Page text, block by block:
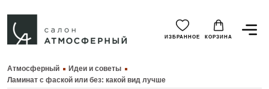
ИЗБРАННОЕ КОРЗИНА
Атмосферный
Идеи и советы
Ламинат с фаской или без: какой вид лучше